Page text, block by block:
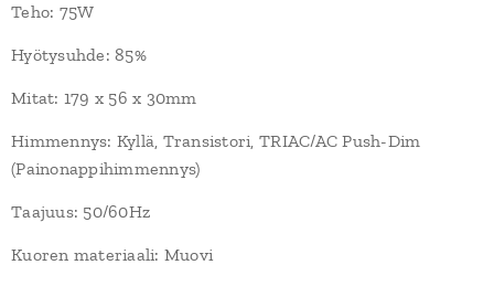
Teho: 75W
Hyötysuhde: 85%
Mitat: 179 x 56 x 30mm
Himmennys: Kyllä, Transistori, TRIAC/AC Push-Dim
(Painonappihimmennys)
Taajuus: 50/60Hz
Kuoren materiaali: Muovi